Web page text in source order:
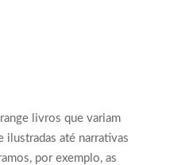
livros que variam
ilustradas até narrativas
por exemplo, as
Encontramos, por
as fábulas